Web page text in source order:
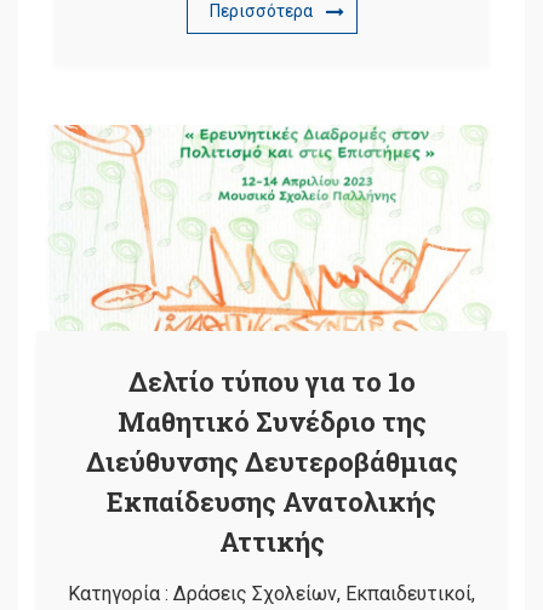
Περισσότερα
Δελτίο τύπου για το 1ο
Μαθητικό Συνέδριο της
Διεύθυνσης Δευτεροβάθμιας
Εκπαίδευσης Ανατολικής
Αττικής
Κατηγορία : Δράσεις Σχολείων, Εκπαιδευτικοί,